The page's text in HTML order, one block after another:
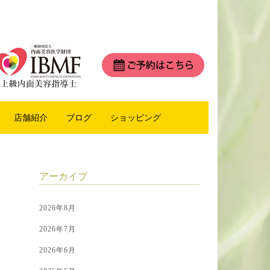
店舗紹介 ブログ ショッピング
アーカイブ
2026年8月
2026年7月
2026年6月